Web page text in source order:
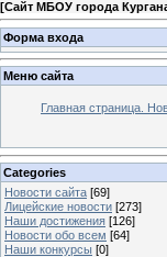
[Сайт МБОУ города
Форма входа
Меню сайта
Главная страница.
Categories
Новости сайта [69]
Лицейские новости [273]
Наши достижения [126]
Новости обо всем [64]
Наши конкурсы [0]